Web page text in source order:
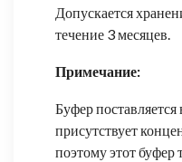
Допускается
течение 3 месяцев.
Примечание:
Буфер
присутствует
поэтому этот буфер